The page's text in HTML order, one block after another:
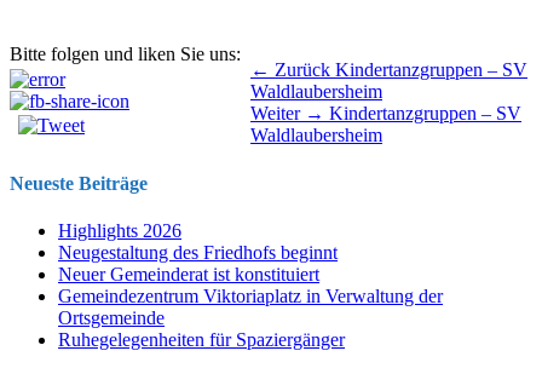
Bitte folgen und liken Sie uns:
Beitragsnavigation ← Zurück Vorhergehender
Beitrag:
Kindertanzgruppen – SV
Waldlaubersheim
Weiter → Nächster
Beitrag:
Kindertanzgruppen – SV
Waldlaubersheim
Neueste Beiträge
Highlights 2026
Neugestaltung des Friedhofs beginnt
Neuer Gemeinderat ist konstituiert
Gemeindezentrum Viktoriaplatz in Verwaltung der
Ortsgemeinde
Ruhegelegenheiten für Spaziergänger